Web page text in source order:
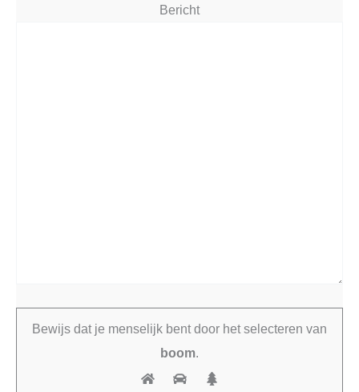
Bericht
Bewijs dat je menselijk bent door het selecteren van
boom.